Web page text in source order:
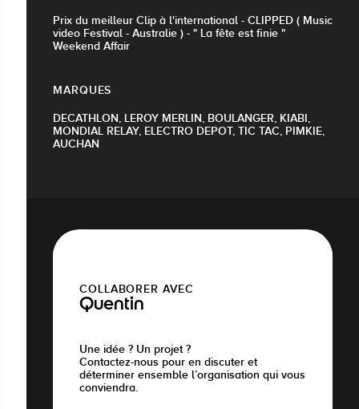
Prix du meilleur Clip à l'international - CLIPPED ( Music
video Festival - Australie ) - " La fête est finie "
Weekend Affair
MARQUES
DECATHLON, LEROY MERLIN, BOULANGER, KIABI,
MONDIAL RELAY, ELECTRO DEPOT, TIC TAC, PIMKIE,
AUCHAN
COLLABORER AVEC
Quentin
Une idée ? Un projet ?
Contactez-nous pour en discuter et
déterminer ensemble l’organisation qui vous
conviendra.